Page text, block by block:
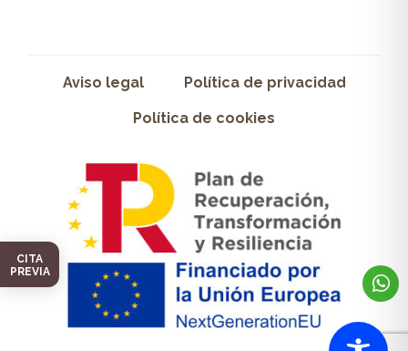
CITA
PREVIA
Aviso legal Política de privacidad
Política de cookies